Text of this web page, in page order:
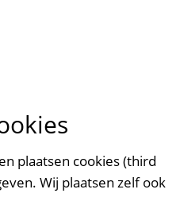
plaatsen cookies (third
Wij plaatsen zelf ook